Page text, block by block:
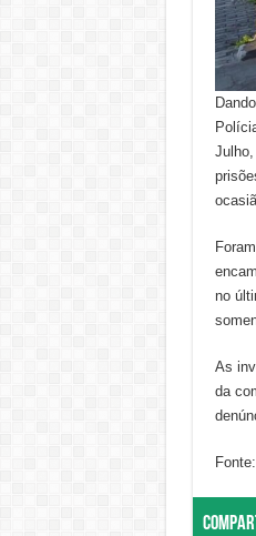
no
As
da